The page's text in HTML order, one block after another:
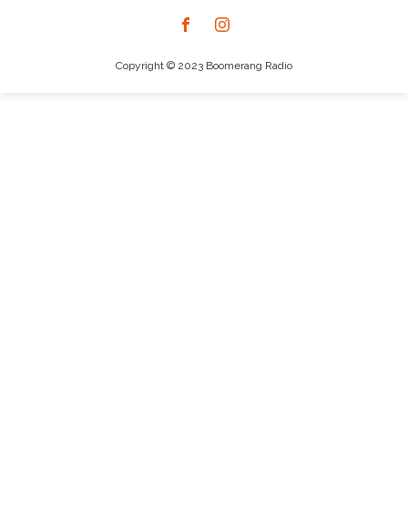
Copyright © 2023 Boomerang Radio